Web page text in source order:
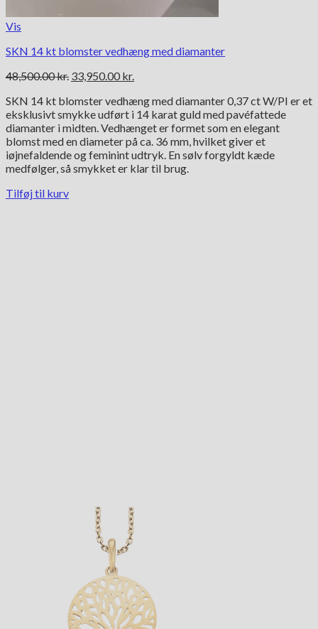
Vis
SKN 14 kt blomster vedhæng med diamanter
48,500.00kr. Den
pris
var:
48,500.00 kr..
33,950.00 kr.
pris
er:
33,950.00 kr..
SKN 14 kt blomster vedhæng med diamanter 0,37 ct W/PI er et
eksklusivt smykke udført i 14 karat guld med pavéfattede
diamanter i midten. Vedhænget er formet som en elegant
blomst med en diameter på ca. 36 mm, hvilket giver et
iøjnefaldende og feminint udtryk. En sølv forgyldt kæde
medfølger, så smykket er klar til brug.
Tilføj til kurv